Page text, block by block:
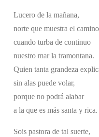
Lucero de la mañana,
norte que muestra el
cuando turba de continuo
nuestro mar la tramontana.
Quien tanta grandeza
sin alas puede volar,
porque no podrá alabar
a la que es más santa y rica.
Sois pastora de tal suerte,